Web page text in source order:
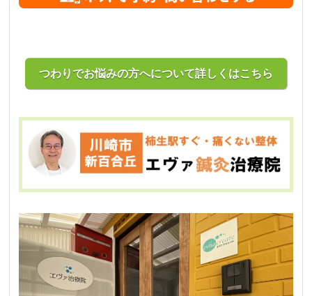
つわりでお悩みの方へについて詳しくはこちら